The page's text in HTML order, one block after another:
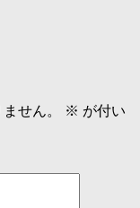
せん。 ※ が付い